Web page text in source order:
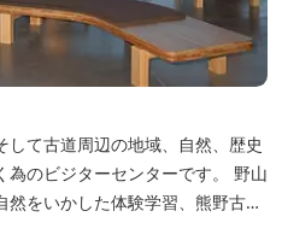
て古道周辺の地域、自然、歴史
のビジターセンターです。 野山
をいかした体験学習、熊野古道
時開催しています。 尾鷲ひのき